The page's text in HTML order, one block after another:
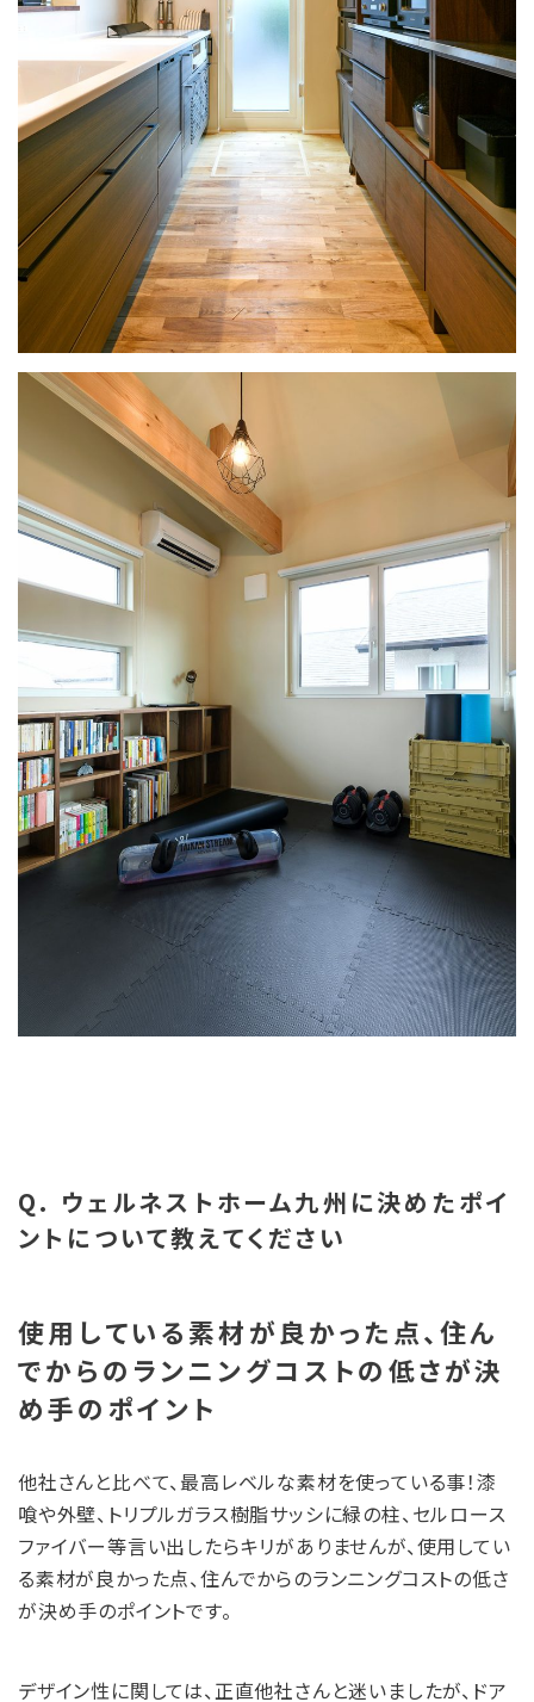
Q. ウェルネストホーム九州に決めたポイ
ントについて教えてください
使用している素材が良かった点、住ん
でからのランニングコストの低さが決
め手のポイント
他社さんと比べて、最高レベルな素材を使っている事！漆
喰や外壁、トリプルガラス樹脂サッシに緑の柱、セルロース
ファイバー等言い出したらキリがありませんが、使用してい
る素材が良かった点、住んでからのランニングコストの低さ
が決め手のポイントです。
デザイン性に関しては、正直他社さんと迷いましたが、ドア